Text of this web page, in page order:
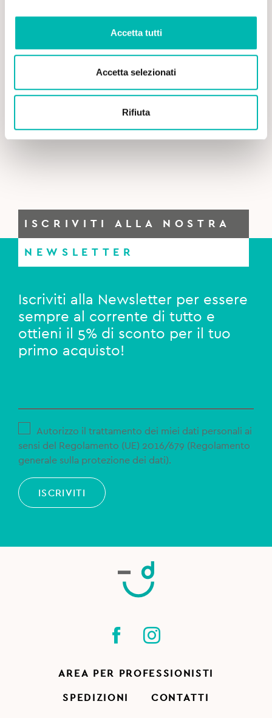
Accetta tutti
Accetta selezionati
Rifiuta
16,00€
price
price
Oral7 Collutorio Idratante – 500 ml
ISCRIVITI ALLA NOSTRA
NEWSLETTER
Iscriviti alla Newsletter per essere
sempre al corrente di tutto e
ottieni il 5% di sconto per il tuo
primo acquisto!
Autorizzo il trattamento dei miei dati personali ai
sensi del Regolamento (UE) 2016/679 (Regolamento
generale sulla protezione dei dati).
ISCRIVITI
AREA PER PROFESSIONISTI
SPEDIZIONI CONTATTI